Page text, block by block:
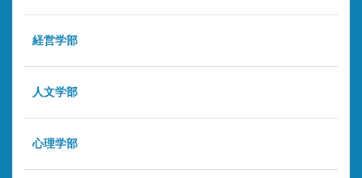
経営学部
人文学部
心理学部